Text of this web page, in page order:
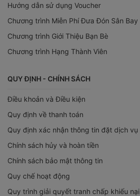
Hướng dẫn sử dụng Voucher
Chương trình Miễn Phí Đưa Đón Sân Bay
Chương trình Giới Thiệu Bạn Bè
Chương trình Hạng Thành Viên
QUY ĐỊNH - CHÍNH SÁCH
Điều khoản và Điều kiện
Quy định về thanh toán
Quy định xác nhận thông tin đặt dịch vụ
Chính sách hủy và hoàn tiền
Chính sách bảo mật thông tin
Quy chế hoạt động
Quy trình giải quyết tranh chấp khiếu nại